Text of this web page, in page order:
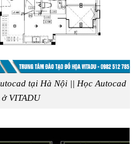
tại Hà Nội || Học Autocad
VITADU